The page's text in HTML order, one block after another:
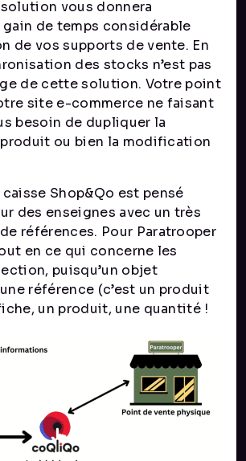
vous donnera
de temps considérable
de vos supports de vente. En
des stocks n’est pas
de cette solution. Votre point
site e-commerce ne faisant
besoin de dupliquer la
produit ou bien la modification
Shop&Qo est pensé
des enseignes avec un très
références. Pour Paratrooper
en ce qui concerne les
puisqu’un objet
référence (c’est un produit
un produit, une quantité !